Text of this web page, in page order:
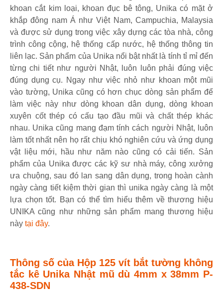
khoan cắt kim loại, khoan đục bê tông, Unika có mặt ở
khắp đông nam Á như Việt Nam, Campuchia, Malaysia
và được sử dụng trong việc xây dựng các tòa nhà, công
trình công cộng, hệ thống cấp nước, hệ thống thông tin
liên lạc. Sản phẩm của Unika nổi bật nhất là tính tỉ mỉ đến
từng chi tiết như người Nhật, luôn luôn phải đúng việc
đúng dụng cụ. Ngay như việc nhỏ như khoan một mũi
vào tường, Unika cũng có hơn chục dòng sản phẩm để
làm việc này như dòng khoan dân dụng, dòng khoan
xuyên cốt thép có cấu tạo đầu mũi và chất thép khác
nhau. Unika cũng mang đạm tính cách người Nhật, luôn
làm tốt nhất nên họ rất chịu khó nghiên cứu và ứng dụng
vật liệu mới, hầu như năm nào cũng có cải tiến. Sản
phẩm của Unika được các kỹ sư nhà máy, công xưởng
ưa chuộng, sau đó lan sang dân dụng, trong hoàn cành
ngày càng tiết kiệm thời gian thì unika ngày càng là một
lựa chọn tốt. Bạn có thể tìm hiểu thêm về thương hiệu
UNIKA cũng như những sản phẩm mang thương hiệu
này tại đây.
Thông số của Hộp 125 vít bắt tường không
tắc kê Unika Nhật mũ dù 4mm x 38mm P-
438-SDN